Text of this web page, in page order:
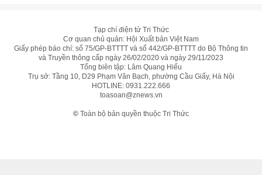
Tạp chí điện tử Tri Thức
Cơ quan chủ quản: Hội Xuất bản Việt Nam
Giấy phép báo chí: số 75/GP-BTTTT và số 442/GP-BTTTT do Bộ Thông tin
và Truyền thông cấp ngày 26/02/2020 và ngày 29/11/2023
Tổng biên tập: Lâm Quang Hiếu
Trụ sở: Tầng 10, D29 Phạm Văn Bạch, phường Cầu Giấy, Hà Nội
HOTLINE: 0931.222.666
toasoan@znews.vn
© Toàn bộ bản quyền thuộc Tri Thức